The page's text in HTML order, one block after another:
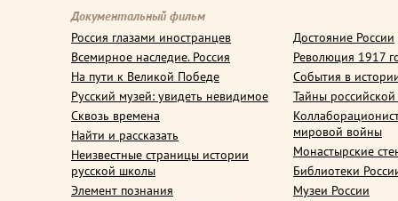
Документальный фильм
Россия глазами иностранцев
Всемирное наследие. Россия
На пути к Великой Победе
Русский музей: увидеть невидимое
Сквозь времена
Найти и рассказать
Неизвестные страницы истории
русской школы
Элемент познания
Достояние России
Революция 1917
События в
Тайны
мировой войны
Монастырские
Библиотеки
Музеи России